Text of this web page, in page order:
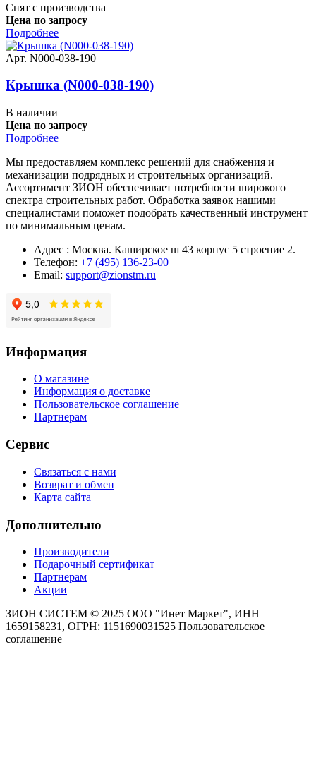
Снят с производства
Цена по запросу
Подробнее
Арт. N000-038-190
Крышка (N000-038-190)
В наличии
Цена по запросу
Подробнее
Мы предоставляем комплекс решений для снабжения и
механизации подрядных и строительных организаций.
Ассортимент ЗИОН обеспечивает потребности широкого
спектра строительных работ. Обработка заявок нашими
специалистами поможет подобрать качественный инструмент
по минимальным ценам.
Адрес : Москва. Каширское ш 43 корпус 5 строение 2.
Телефон: +7 (495) 136-23-00
Email: support@zionstm.ru
Информация
О магазине
Информация о доставке
Пользовательское соглашение
Партнерам
Сервис
Связаться с нами
Возврат и обмен
Карта сайта
Дополнительно
Производители
Подарочный сертификат
Партнерам
Акции
ЗИОН СИСТЕМ © 2025 ООО "Инет Маркет", ИНН
1659158231, ОГРН: 1151690031525 Пользовательское
соглашение